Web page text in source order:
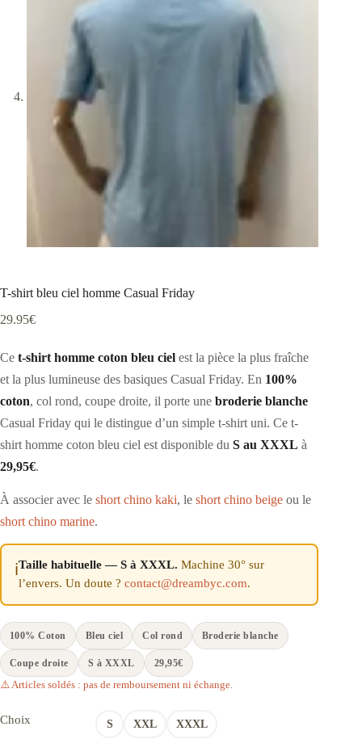
T-shirt bleu ciel homme Casual Friday
29.95€
Ce t-shirt homme coton bleu ciel est la pièce la plus fraîche
et la plus lumineuse des basiques Casual Friday. En 100%
coton, col rond, coupe droite, il porte une broderie blanche
Casual Friday qui le distingue d’un simple t-shirt uni. Ce t-
shirt homme coton bleu ciel est disponible du S au XXXL à
29,95€.
À associer avec le short chino kaki, le short chino beige ou le
short chino marine.
ℹ️Taille habituelle — S à XXXL. Machine 30° sur
l’envers. Un doute ? contact@dreambyc.com.
100% Coton Bleu ciel Col rond Broderie blanche
Coupe droite S à XXXL 29,95€
⚠️ Articles soldés : pas de remboursement ni échange.
Choix S XXL XXXL